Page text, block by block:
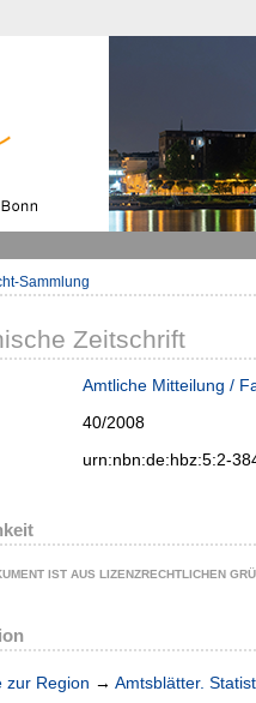
Sammlung
Zeitschrift
Amtliche Mitteilung /
40/2008
urn:nbn:de:hbz:5:2-
IST AUS LIZENZRECHTLICHEN
zur Region → Amtsblätter.